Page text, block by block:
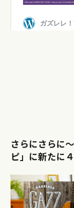
さらにさらに
ピ」に新たに